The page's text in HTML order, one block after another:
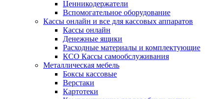
Ценникодержатели
Вспомогательное оборудование
Кассы онлайн и все для кассовых аппаратов
Кассы онлайн
Денежные ящики
Расходные материалы и комплектующие
КСО Кассы самообслуживания
Металлическая мебель
Боксы кассовые
Верстаки
Картотеки